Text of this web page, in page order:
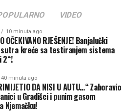
njegovim riječima, pljuskovi i
izolovani, kratkotrajni i neće
suha, dok u subotu pljuskovi
i centralnim područjima
ponovo izglednije u
nizinama, uzimajući u obzir
sloju atmosfere”, istakao
VIDEO
10 minuta ago
OČEKIVANO RJEŠENJE! Banjalučki
sutra kreće sa testiranjem sistema
2“!
40 minuta ago
DA NISI U AUTU…“ Zaboravio
u Gradišci i punim gasom
Njemačku!